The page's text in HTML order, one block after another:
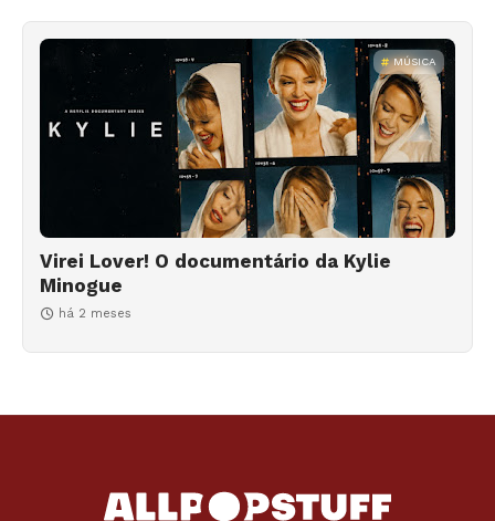
MÚSICA
Virei Lover! O documentário da Kylie
Minogue
há 2 meses